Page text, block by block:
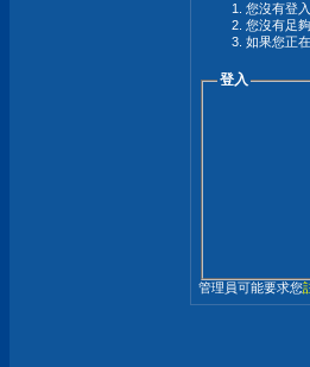
您沒有登
您沒有足
如果您正
登入
管理員可能要求您